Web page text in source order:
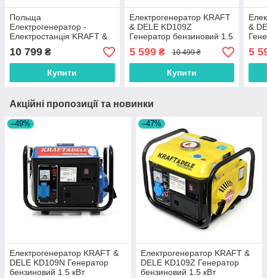
Польща
Електрогенератор -
Електростанція KRAFT &
DELE KD109
10 799 ₴
Купити
Електрогенератор KRAFT
& DELE KD109Z
Генератор бензиновий 1.5
кВт
5 599₴ 10 499 ₴
Купити
&
кВт
5
Акційні пропозиції та новинки
–49%
Електрогенератор KRAFT &
DELE KD109N Генератор
бензиновий 1.5 кВт
–47%
Електрогенератор KRAFT &
DELE KD109Z Генератор
бензиновий 1.5 кВт